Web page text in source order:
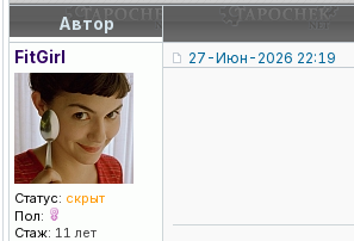
Автор
FitGirl
Статус: скрыт
Пол:
Стаж: 11 лет
27-Июн-2026 22:19